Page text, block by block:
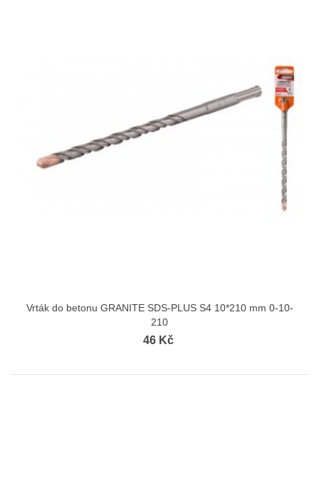
Vrták do betonu GRANITE SDS-PLUS S4 10*210 mm 0-10-
210
46 Kč